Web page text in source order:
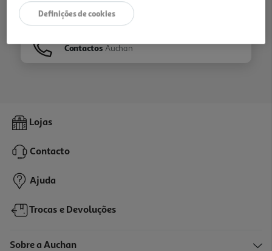
Folhetos
Contactos Auchan
Lojas
Contacto
Ajuda
Trocas e Devoluções
Sobre a Auchan
Definições de cookies